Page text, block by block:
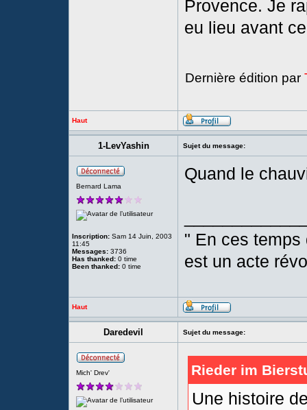
Provence. Je
eu lieu avant
Dernière édition par
Haut
1-LevYashin Sujet du message:
Bernard Lama
Inscription: Sam 14 Juin, 2003
11:45
Messages: 3736
Has thanked: 0 time
Been thanked: 0 time
Quand le
" En ces
est un acte
Haut
Daredevil Sujet du message:
Mich' Drev' Rieder im
Une histoire